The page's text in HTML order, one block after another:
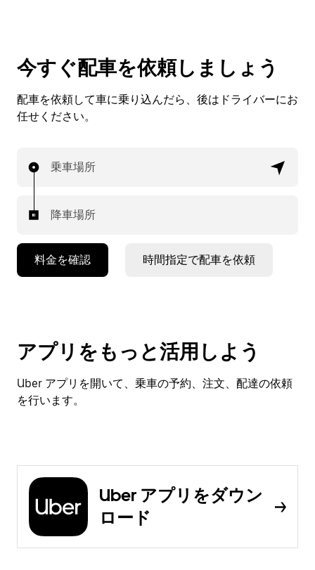
今すぐ配車を依頼しましょう
配車を依頼して車に乗り込んだら、後はドライバーにお
任せください。
乗車場所
降車場所
料金を確認 時間指定で配車を依頼
アプリをもっと活用しよう
Uber アプリを開いて、乗車の予約、注文、配達の依頼
を行います。
Uber アプリをダウン
ロード